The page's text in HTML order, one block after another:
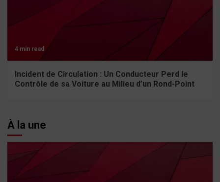
4 min read
Incident de Circulation : Un Conducteur Perd le
Contrôle de sa Voiture au Milieu d’un Rond-Point
À la une